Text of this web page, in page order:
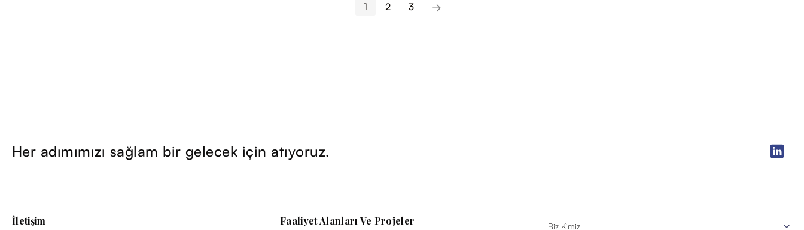
1 2 3
Her adımımızı sağlam bir gelecek için atıyoruz.
İletişim Faaliyet Alanları Ve Projeler Biz Kimiz